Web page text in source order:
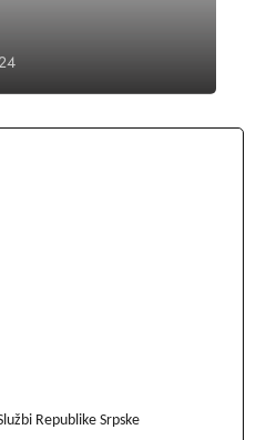
Republike Srpske